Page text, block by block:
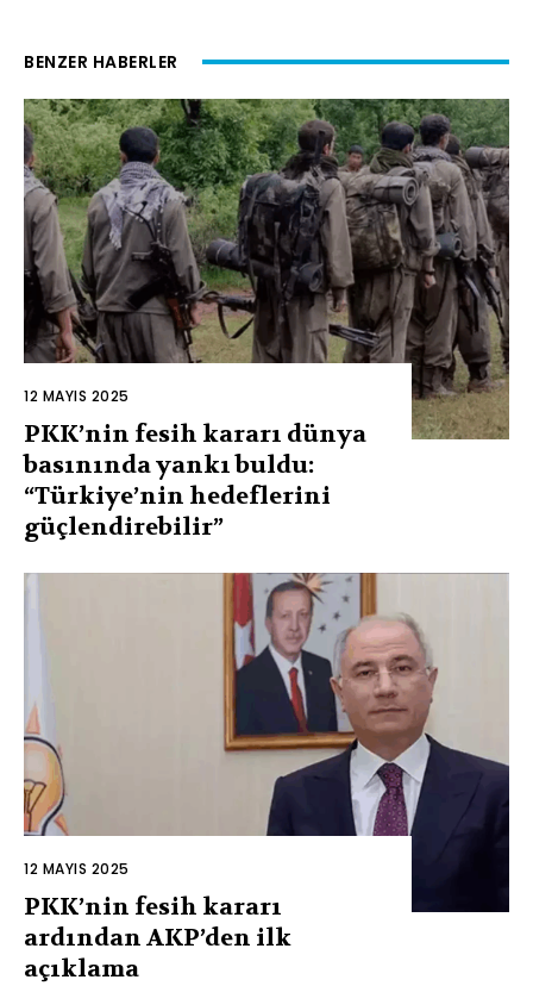
BENZER HABERLER
12 MAYIS 2025
PKK’nin fesih kararı dünya
basınında yankı buldu:
“Türkiye’nin hedeflerini
güçlendirebilir”
12 MAYIS 2025
PKK’nin fesih kararı
ardından AKP’den ilk
açıklama